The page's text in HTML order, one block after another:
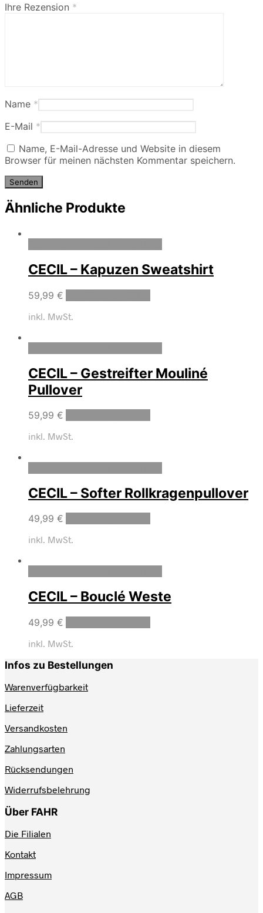
Ihre Rezension *
Name *
E-Mail *
Name, E-Mail-Adresse und Website in diesem
Browser für meinen nächsten Kommentar speichern.
Ähnliche Produkte
CECIL – Kapuzen Sweatshirt
59,99 €
inkl. MwSt.
CECIL – Gestreifter Mouliné
Pullover
59,99 €
inkl. MwSt.
CECIL – Softer Rollkragenpullover
49,99 €
inkl. MwSt.
CECIL – Bouclé Weste
49,99 €
inkl. MwSt.
Infos zu Bestellungen
Warenverfügbarkeit
Lieferzeit
Versandkosten
Zahlungsarten
Rücksendungen
Widerrufsbelehrung
Über FAHR
Die Filialen
Kontakt
Impressum
AGB